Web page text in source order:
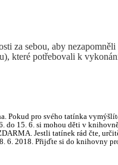
za sebou, aby nezapomněli
které potřebovali k
Pokud pro svého tatínka
do 15. 6. si mohou děti v
Jestli tatínek rád čte,
6. 2018. Přijďte si do knihovny